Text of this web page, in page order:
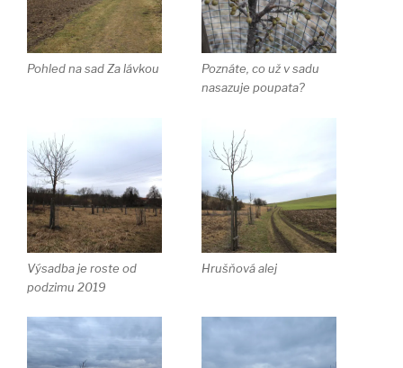
Pohled na sad Za lávkou
Poznáte, co už v sadu
nasazuje poupata?
Výsadba je roste od
podzimu 2019
Hrušňová alej